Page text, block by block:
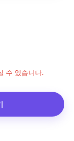
수 있습니다.